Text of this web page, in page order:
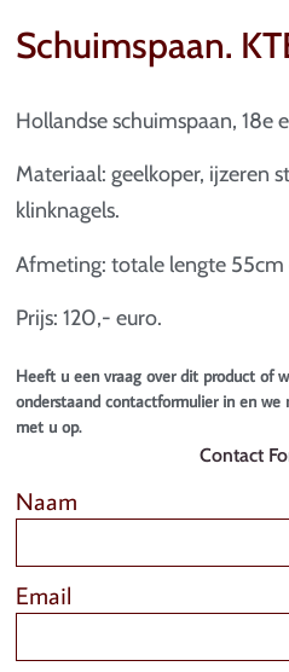
Schuimspaan.
Hollandse schuimspaan, 18e
Materiaal: geelkoper, ijzeren
klinknagels.
Afmeting: totale lengte
Prijs: 120,- euro.
Heeft u een vraag over dit product of
onderstaand contactformulier in en
met u op.
Contact
Naam
Email